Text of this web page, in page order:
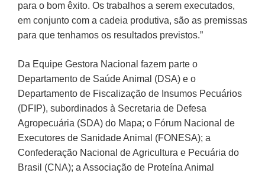
para o bom êxito. Os trabalhos a serem executados,
em conjunto com a cadeia produtiva, são as premissas
para que tenhamos os resultados previstos.”
Da Equipe Gestora Nacional fazem parte o
Departamento de Saúde Animal (DSA) e o
Departamento de Fiscalização de Insumos Pecuários
(DFIP), subordinados à Secretaria de Defesa
Agropecuária (SDA) do Mapa; o Fórum Nacional de
Executores de Sanidade Animal (FONESA); a
Confederação Nacional de Agricultura e Pecuária do
Brasil (CNA); a Associação de Proteína Animal